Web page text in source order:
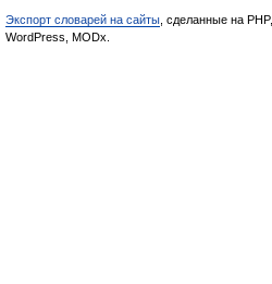
Экспорт словарей на сайты , сделанные на PHP,
WordPress, MODx.